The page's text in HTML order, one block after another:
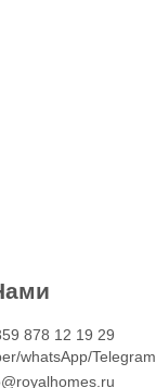
878 12 19 29
whatsApp/Telegram